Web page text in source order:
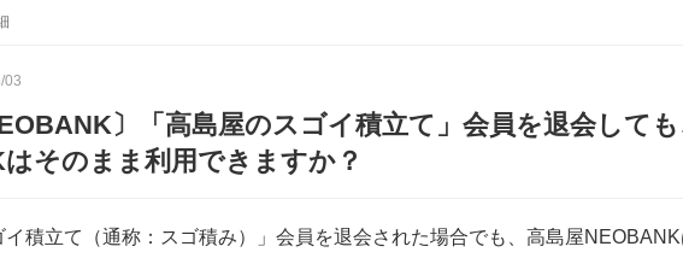
03
〕「高島屋のスゴイ積立て」会員を退会して
そのまま利用できますか？
イ積立て（通称：スゴ積み）」会員を退会された場合でも、高島屋